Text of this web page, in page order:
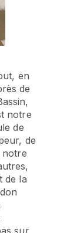
en
de
notre
de
de
notre
de la
sur